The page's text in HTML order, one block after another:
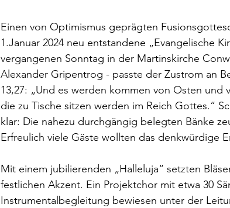
Einen von Optimismus geprägten
1.Januar 2024 neu entstandene „Evangelische
vergangenen Sonntag in der Martinskirche
Alexander Gripentrog - passte der Zustrom an
13,27: „Und es werden kommen von Osten
die zu Tische sitzen werden im Reich Gottes.“
klar: Die nahezu durchgängig belegten Bänke
Erfreulich viele Gäste wollten das denkwürdige
Mit einem jubilierenden „Halleluja“ setzten
festlichen Akzent. Ein Projektchor mit etwa 30
Instrumentalbegleitung bewiesen unter der